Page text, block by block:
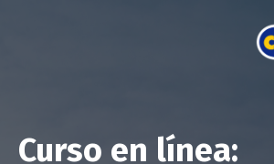
Curso en línea: